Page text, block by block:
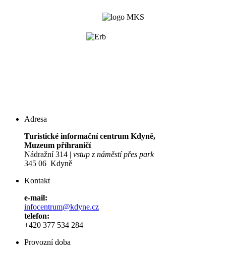
Adresa
Turistické informační centrum Kdyně,
Muzeum příhraničí
Nádražní 314 | vstup z náměstí přes park
345 06 Kdyně
Kontakt
e-mail:
infocentrum@kdyne.cz
telefon:
+420 377 534 284
Provozní doba